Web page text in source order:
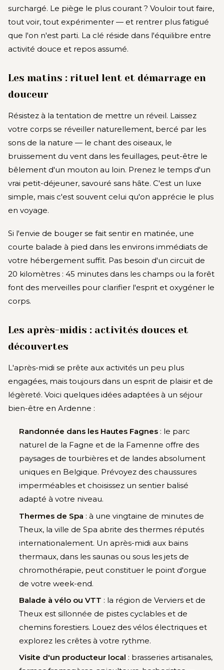
surchargé. Le piège le plus courant ? Vouloir tout faire,
tout voir, tout expérimenter — et rentrer plus fatigué
que l'on n'est parti. La clé réside dans l'équilibre entre
activité douce et repos assumé.
Les matins : rituel lent et démarrage en
douceur
Résistez à la tentation de mettre un réveil. Laissez
votre corps se réveiller naturellement, bercé par les
sons de la nature — le chant des oiseaux, le
bruissement du vent dans les feuillages, peut-être le
bêlement d'un mouton au loin. Prenez le temps d'un
vrai petit-déjeuner, savouré sans hâte. C'est un luxe
simple, mais c'est souvent celui qu'on apprécie le plus
en voyage.
Si l'envie de bouger se fait sentir en matinée, une
courte balade à pied dans les environs immédiats de
votre hébergement suffit. Pas besoin d'un circuit de
20 kilomètres : 45 minutes dans les champs ou la forêt
font des merveilles pour clarifier l'esprit et oxygéner le
corps.
Les après-midis : activités douces et
découvertes
L'après-midi se prête aux activités un peu plus
engagées, mais toujours dans un esprit de plaisir et de
légèreté. Voici quelques idées adaptées à un séjour
bien-être en Ardenne :
Randonnée dans les Hautes Fagnes : le parc
naturel de la Fagne et de la Famenne offre des
paysages de tourbières et de landes absolument
uniques en Belgique. Prévoyez des chaussures
imperméables et choisissez un sentier balisé
adapté à votre niveau.
Thermes de Spa : à une vingtaine de minutes de
Theux, la ville de Spa abrite des thermes réputés
internationalement. Un après-midi aux bains
thermaux, dans les saunas ou sous les jets de
chromothérapie, peut constituer le point d'orgue
de votre week-end.
Balade à vélo ou VTT : la région de Verviers et de
Theux est sillonnée de pistes cyclables et de
chemins forestiers. Louez des vélos électriques et
explorez les crêtes à votre rythme.
Visite d'un producteur local : brasseries artisanales,